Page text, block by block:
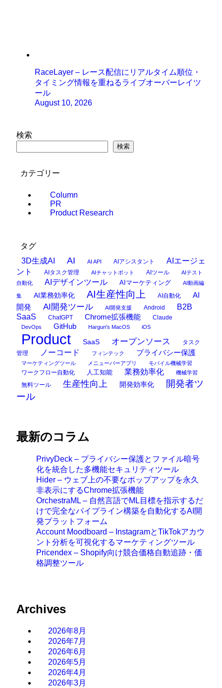
RaceLayer – レース配信にリアルタイム順位・
タイミング情報を重ねるライブオーバーレイツ
ール
August 10, 2026
検索
検索
カテゴリー
Column
PR
Product Research
タグ
3D生成AI AI AI API AIアシスタント
AIエージェ
ント
AIタスク管理 AIチャットボット AIツール
AIテスト
自動化
AIデザインツール AIマーケティング AI動画編
集 AI業務効率化 AI生産性向上 AI自動化
AI
開発
AI開発ツール AI開発支援 Android
B2B
SaaS
ChatGPT Chrome拡張機能 Claude
DevOps GitHub Hargun's MacOS iOS
Product SaaS オープンソース
タスク
管理
ノーコード フィンテック プライバシー保護
マーケティングツール メニューバーアプリ モバイル機械学習
ワークフロー自動化 人工知能 業務効率化 機械学習
無料ツール 生産性向上 開発効率化
開発者ツ
ール
最新のコラム
PrivyDeck – プライバシー保護とファイル暗号
化を統合した多機能セキュリティツール
Hider – ウェブ上の不要なポップアップを永久
非表示にするChrome拡張機能
OrchestraML – 自然言語でML目標を指示するだ
けで完全なパイプライン構築を自動化するAI開
発プラットフォーム
Account Moodboard – InstagramとTikTokアカウ
ント分析を可視化するマーケティングツール
Pricendex – Shopify向け競合価格自動追跡・価
格調整ツール
Archives
2026年8月
2026年7月
2026年6月
2026年5月
2026年4月
2026年3月